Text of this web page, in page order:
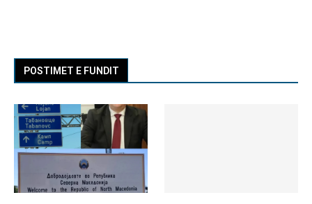
POSTIMET E FUNDIT